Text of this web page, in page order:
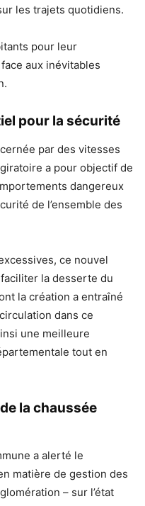
les trajets quotidiens.
pour leur
aux inévitables
pour la sécurité
par des vitesses
a pour objectif de
dangereux
de l’ensemble des
ce nouvel
la desserte du
la création a entraîné
dans ce
une meilleure
tout en
la chaussée
a alerté le
matière de gestion des
– sur l’état